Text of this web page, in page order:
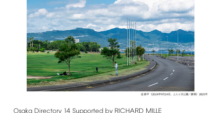
Osaka Directory 14 Supported by RICHARD MILLE